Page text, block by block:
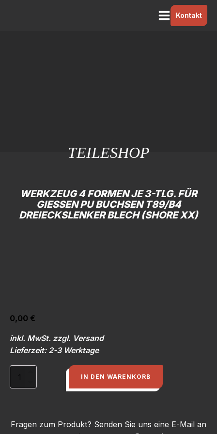
Kontakt
TEILESHOP
WERKZEUG 4 FORMEN JE 3-TLG. FÜR
GIESSEN PU BUCHSEN T89/B4 D
REIECKSLENKER BLECH (SHORE XX)
0,00 €
inkl. MwSt. zzgl. Versand
Lieferzeit: 2-3 Werktage
Werkzeug
tlg.
für
IN DEN WARENKORB
Fragen zum Produkt? Senden Sie uns eine E-Mail an